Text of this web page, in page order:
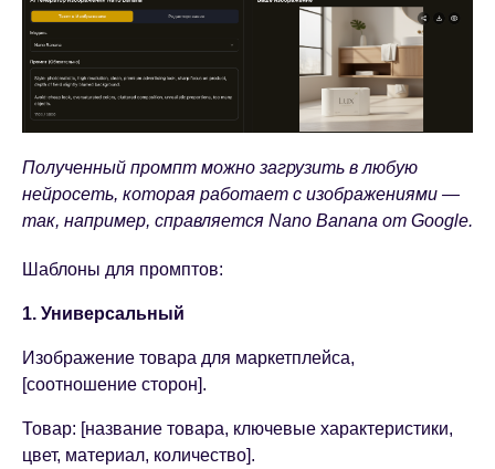
Полученный промпт можно загрузить в любую
нейросеть, которая работает с изображениями —
так, например, справляется Nano Banana от Google.
Шаблоны для промптов:
1. Универсальный
Изображение товара для маркетплейса,
[соотношение сторон].
Товар: [название товара, ключевые характеристики,
цвет, материал, количество].